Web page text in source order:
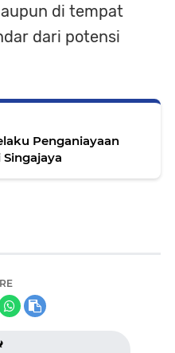
di tempat
dari potensi
Penganiayaan